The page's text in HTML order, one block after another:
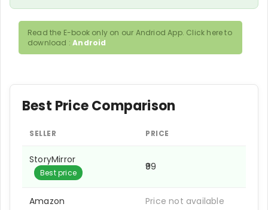
Read the E-book only on our Andriod App. Click here to
download :Android
Best Price Comparison
SELLER PRICE
StoryMirror
Best price
₹99
Amazon Price not available